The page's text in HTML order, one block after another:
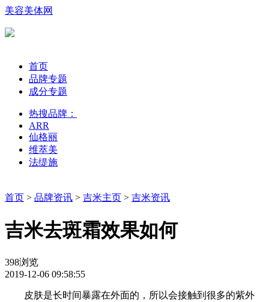
美容美体网
首页
品牌专题
成分专题
热搜品牌：
ARR
仙格丽
维萃美
法缇施
首页 > 品牌资讯 > 吉米主页 > 吉米资讯
吉米去斑霜效果如何
398浏览
2019-12-06 09:58:55
皮肤是长时间暴露在外面的，所以会接触到很多的紫外